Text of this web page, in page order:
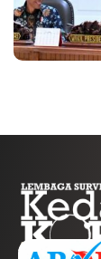
AFILIASI